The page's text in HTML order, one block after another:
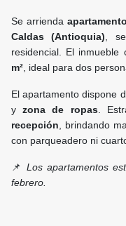
Se arrienda
Caldas (Antioquia) ,
residencial. El
m² , ideal para dos
El apartamento dispone
yzona de ropas.
recepción , brindando
con parqueadero ni
📌Los apartamentos
febrero.